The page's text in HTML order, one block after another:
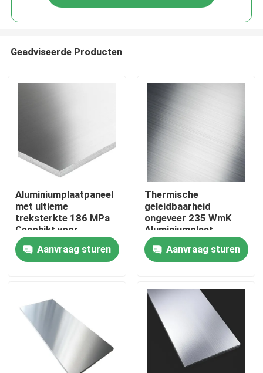
Geadviseerde Producten
Aluminiumplaatpaneel
met ultieme
treksterkte 186 MPa
Geschikt voor
dakbekleding en
structurele projecten
Aanvraag sturen
Thermische
geleidbaarheid
ongeveer 235 WmK
Aluminiumplaat
Metalen legering Type
7075 Materiaal voor
de luchtvaart,
elektronicaindustrie
Aanvraag sturen